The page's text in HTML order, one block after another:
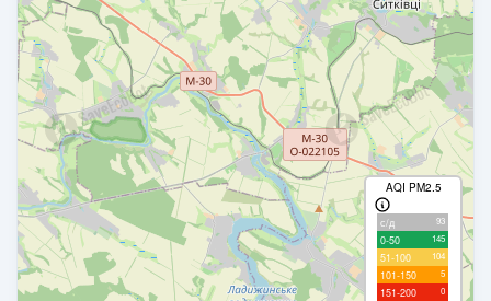
AQI PM2.5
с/д 93
0-50 145
51-100 104
101-150 5
151-200 0